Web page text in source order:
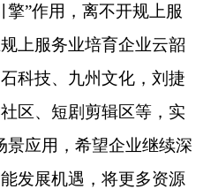
”作用，离不开规上服
上服务业培育企业云韶
科技、九州文化，刘捷
区、短剧剪辑区等，实
景应用，希望企业继续深
发展机遇，将更多资源